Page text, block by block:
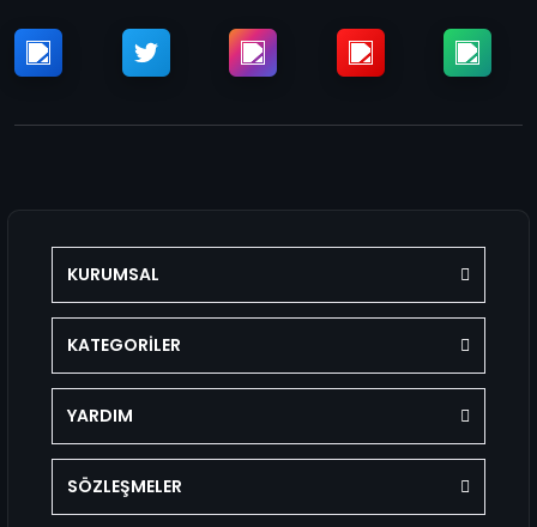
KURUMSAL
KATEGORİLER
YARDIM
SÖZLEŞMELER